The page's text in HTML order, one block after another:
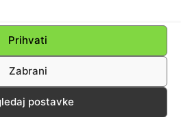
Prihvati
Zabrani
postavke
Nakon što su napadi
je izvlačenje
branitelja iz Rosinjače.
akcija jer je teren
i minskim
maglovito, dok je šuma